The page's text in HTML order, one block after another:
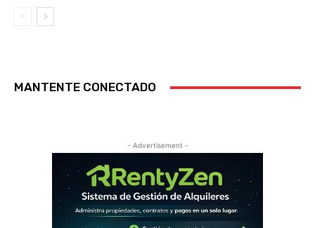
MANTENTE CONECTADO
- Advertisement -